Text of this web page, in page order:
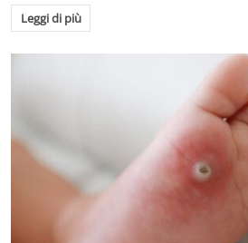
Leggi di più